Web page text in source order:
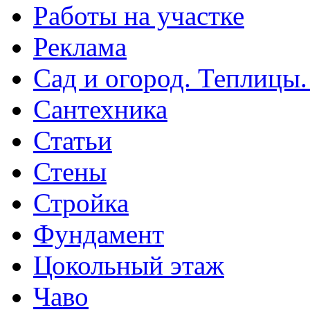
Работы на участке
Реклама
Сад и огород.
Сантехника
Статьи
Стены
Стройка
Фундамент
Цокольный этаж
Чаво